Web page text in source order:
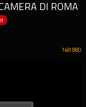
DI ROMA
148 880